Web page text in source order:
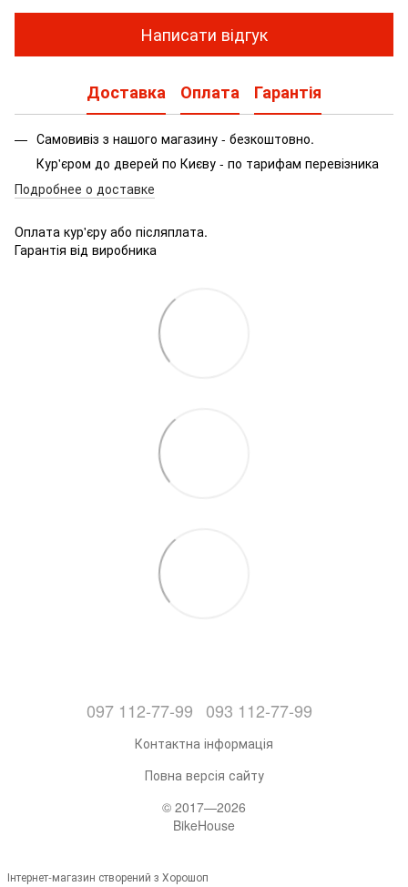
Написати відгук
Доставка Оплата Гарантія
Самовивіз з нашого магазину - безкоштовно.
Кур'єром до дверей по Києву - по тарифам перевізника
Подробнее о доставке
Оплата кур'єру або післяплата.
Гарантія від виробника
097 112-77-99 093 112-77-99
Контактна інформація
Повна версія сайту
© 2017—2026
BikeHouse
Інтернет-магазин створений з Хорошоп